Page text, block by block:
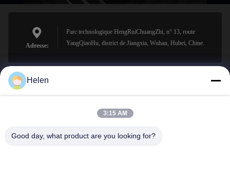
Adresse:
Parc technologique HengRuiChuangZhi, n° 13, route
YangQiaoHu, district de Jiangxia, Wuhan, Hubei, Chine.
sales@perfectlaser.net
Helen
3:15 AM
Good day, what product are you looking for?